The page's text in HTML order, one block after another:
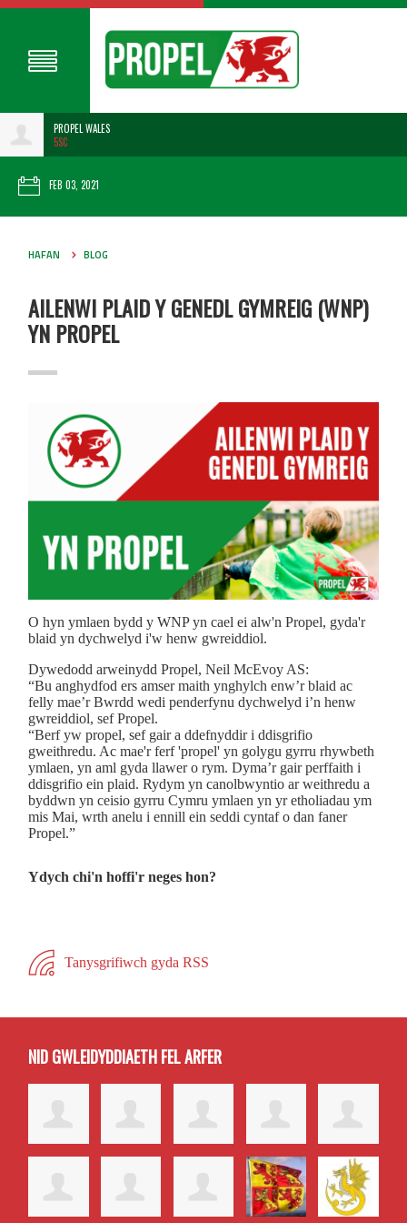
PROPEL WALES
5SC
FEB 03, 2021
HAFAN BLOG
AILENWI PLAID Y GENEDL GYMREIG (WNP)
YN PROPEL
O hyn ymlaen bydd y WNP yn cael ei alw'n Propel, gyda'r
blaid yn dychwelyd i'w henw gwreiddiol.
Dywedodd arweinydd Propel, Neil McEvoy AS:
“Bu anghydfod ers amser maith ynghylch enw’r blaid ac
felly mae’r Bwrdd wedi penderfynu dychwelyd i’n henw
gwreiddiol, sef Propel.
“Berf yw propel, sef gair a ddefnyddir i ddisgrifio
gweithredu. Ac mae'r ferf 'propel' yn golygu gyrru rhywbeth
ymlaen, yn aml gyda llawer o rym. Dyma’r gair perffaith i
ddisgrifio ein plaid. Rydym yn canolbwyntio ar weithredu a
byddwn yn ceisio gyrru Cymru ymlaen yn yr etholiadau ym
mis Mai, wrth anelu i ennill ein seddi cyntaf o dan faner
Propel.”
Ydych chi'n hoffi'r neges hon?
Tanysgrifiwch gyda RSS
NID GWLEIDYDDIAETH FEL ARFER